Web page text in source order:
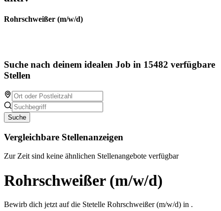
Rohrschweißer (m/w/d)
Suche nach deinem idealen Job in 15482 verfügbare
Stellen
Suche
Vergleichbare Stellenanzeigen
Zur Zeit sind keine ähnlichen Stellenangebote verfügbar
Rohrschweißer (m/w/d)
Bewirb dich jetzt auf die Stetelle Rohrschweißer (m/w/d) in .